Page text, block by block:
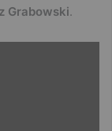
Grabowski.